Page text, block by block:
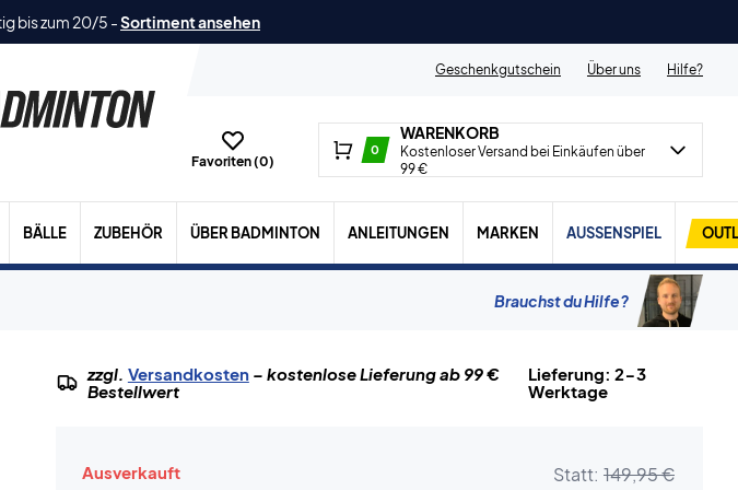
bis zum 20/5 -Sortiment ansehen
Geschenkgutschein
Über uns Hilfe?
Favoriten (0)
0
WARENKORB
Kostenloser Versand bei Einkäufen über
99 €
BÄLLE ZUBEHÖR ÜBER BADMINTON ANLEITUNGEN MARKEN AUSSENSPIEL
Brauchst du Hilfe?
zzgl. Versandkosten– kostenlose Lieferung ab 99 €
Bestellwert
Lieferung: 2-3
Werktage
Ausverkauft Statt: 149,95 €